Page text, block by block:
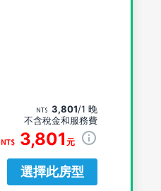
3,801/1 晚
不含稅金和服務費
3,801 元
選擇此房型